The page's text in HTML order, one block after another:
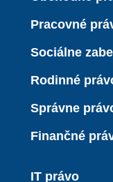
Pracovné
Sociálne
Rodinné
Správne
Finančné
IT právo